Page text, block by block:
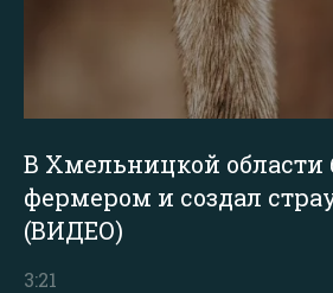
В Хмельницкой области
фермером и создал
(ВИДЕО)
3:21